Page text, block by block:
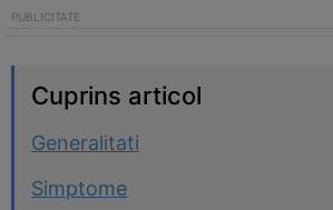
Cuprins articol
Generalitati
Simptome